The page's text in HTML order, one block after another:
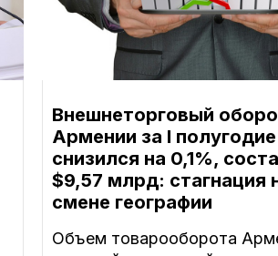
Внешнеторговый
Армении за I полугодие
снизился на 0,1%,
$9,57 млрд: стагнация
смене географии
Объем товарооборота